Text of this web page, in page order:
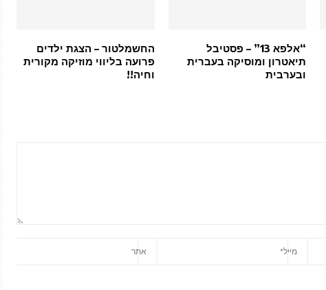
“אלפא 13” – פסטיבל
תיאטרון ומוסיקה בעברית
ובערבית
החשמלטור – הצגת ילדים
פרועה בליווי מוזיקה מקורית
וחיה!!